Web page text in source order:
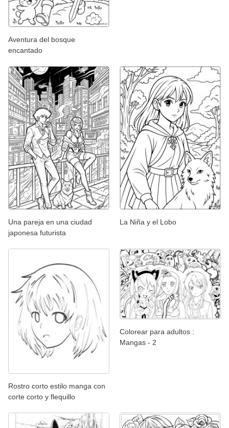
Aventura del bosque
encantado
Una pareja en una ciudad
japonesa futurista
La Niña y el Lobo
Rostro corto estilo manga con
corte corto y flequillo
Colorear para adultos :
Mangas - 2